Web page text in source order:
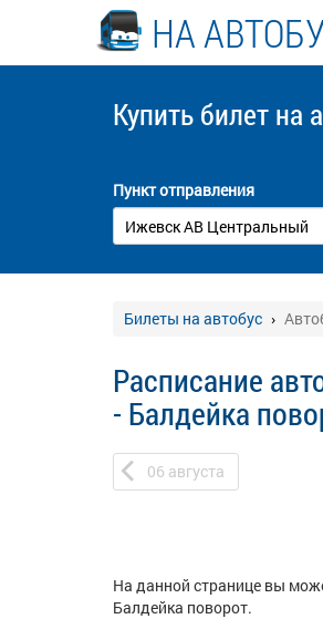
НА
Купить билет на
Пункт отправления
Билеты на автобус
Расписание
- Балдейка
06 августа
На данной странице вы
Балдейка поворот.